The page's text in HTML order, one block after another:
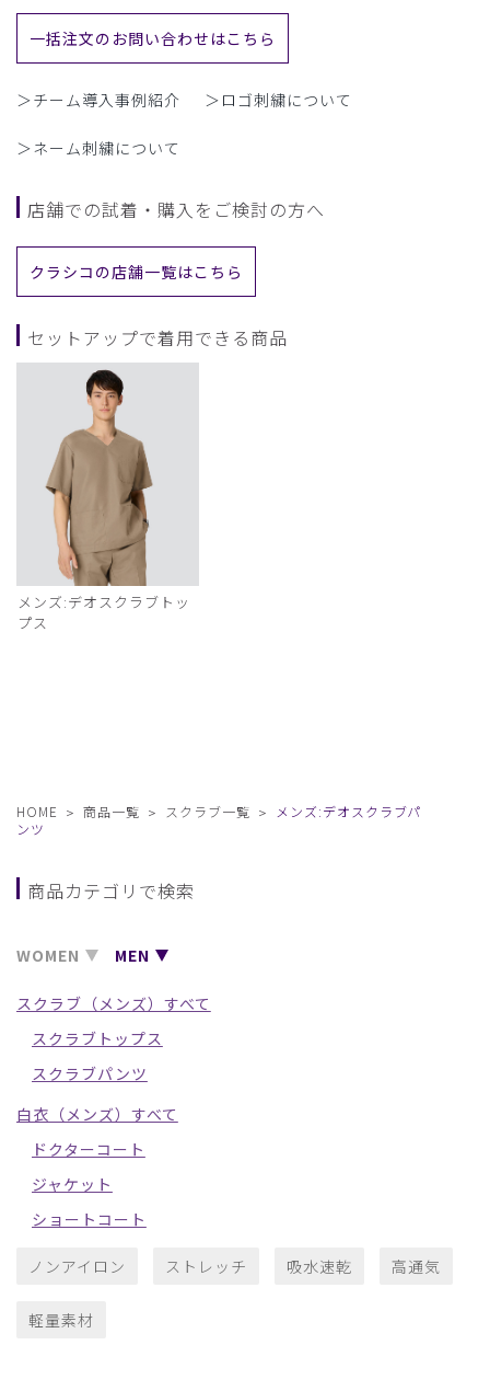
一括注文のお問い合わせはこちら
＞チーム導入事例紹介 ＞ロゴ刺繍について
＞ネーム刺繍について
店舗での試着・購入をご検討の方へ
クラシコの店舗一覧はこちら
セットアップで着用できる商品
メンズ:デオスクラブトッ
プス
HOME 商品一覧 スクラブ一覧
メンズ:デオスクラブパ
ンツ
商品カテゴリで検索
WOMEN MEN
スクラブ（メンズ）すべて
スクラブトップス
スクラブパンツ
白衣（メンズ）すべて
ドクターコート
ジャケット
ショートコート
ノンアイロン ストレッチ 吸水速乾 高通気
軽量素材